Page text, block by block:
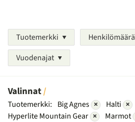
Tuotemerkki
Henkilömäärä
Vuodenajat
Valinnat
Tuotemerkki: Big Agnes × Halti ×
Hyperlite Mountain Gear × Marmot